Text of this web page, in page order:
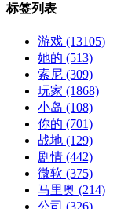
标签列表
游戏 (13105)
她的 (513)
索尼 (309)
玩家 (1868)
小岛 (108)
你的 (701)
战地 (129)
剧情 (442)
微软 (375)
马里奥 (214)